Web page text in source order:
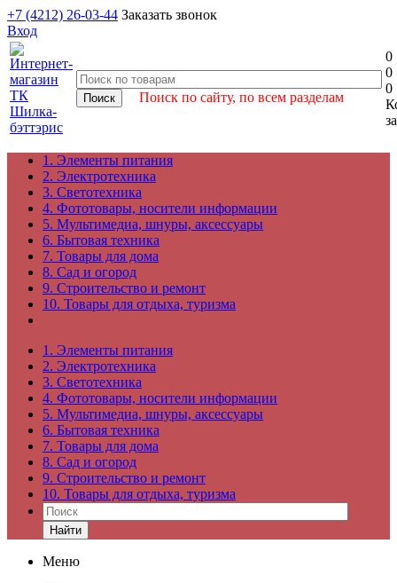
+7 (4212) 26-03-44 Заказать звонок
Вход
Поиск по сайту, по всем разделам
0
0
0
1. Элементы питания
2. Электротехника
3. Светотехника
4. Фототовары, носители информации
5. Мультимедиа, шнуры, аксессуары
6. Бытовая техника
7. Товары для дома
8. Сад и огород
9. Строительство и ремонт
10. Товары для отдыха, туризма
1. Элементы питания
2. Электротехника
3. Светотехника
4. Фототовары, носители информации
5. Мультимедиа, шнуры, аксессуары
6. Бытовая техника
7. Товары для дома
8. Сад и огород
9. Строительство и ремонт
10. Товары для отдыха, туризма
Найти
Меню